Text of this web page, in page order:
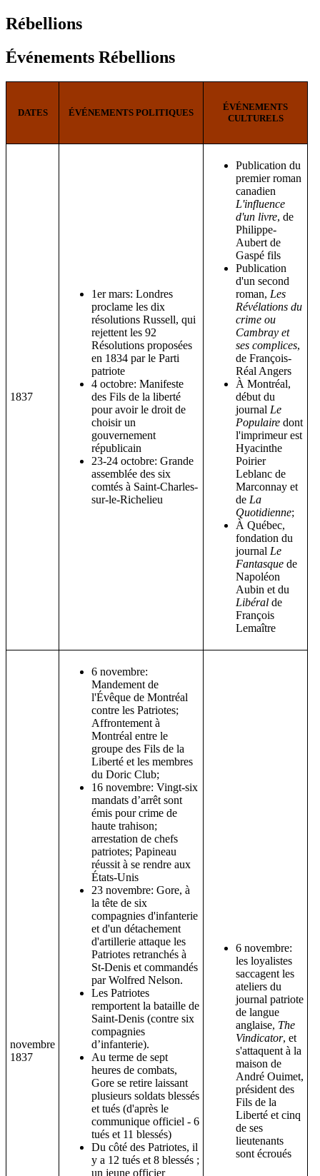
Rébellions
Événements Rébellions
DATES ÉVÉNEMENTS POLITIQUES
ÉVÉNEMENTS
CULTURELS
1837
1er mars: Londres
proclame les dix
résolutions Russell, qui
rejettent les 92
Résolutions proposées
en 1834 par le Parti
patriote
4 octobre: Manifeste
des Fils de la liberté
pour avoir le droit de
choisir un
gouvernement
républicain
23-24 octobre: Grande
assemblée des six
comtés à Saint-Charles-
sur-le-Richelieu
Publication du
premier roman
canadien
L'influence
d'un livre, de
Philippe-
Aubert de
Gaspé fils
Publication
d'un second
roman, Les
Révélations du
crime ou
Cambray et
ses complices,
de François-
Réal Angers
À Montréal,
début du
journal Le
Populaire dont
l'imprimeur est
Hyacinthe
Poirier
Leblanc de
Marconnay et
de La
Quotidienne;
À Québec,
fondation du
journal Le
Fantasque de
Napoléon
Aubin et du
Libéral de
François
Lemaître
novembre
1837
6 novembre:
Mandement de
l'Évêque de Montréal
contre les Patriotes;
Affrontement à
Montréal entre le
groupe des Fils de la
Liberté et les membres
du Doric Club;
16 novembre: Vingt-six
mandats d’arrêt sont
émis pour crime de
haute trahison;
arrestation de chefs
patriotes; Papineau
réussit à se rendre aux
États-Unis
23 novembre: Gore, à
la tête de six
compagnies d'infanterie
et d'un détachement
d'artillerie attaque les
Patriotes retranchés à
St-Denis et commandés
par Wolfred Nelson.
Les Patriotes
remportent la bataille de
Saint-Denis (contre six
compagnies
d’infanterie).
Au terme de sept
heures de combats,
Gore se retire laissant
plusieurs soldats blessés
et tués (d'après le
communique officiel - 6
tués et 11 blessés)
Du côté des Patriotes, il
y a 12 tués et 8 blessés ;
un jeune officier
6 novembre:
les loyalistes
saccagent les
ateliers du
journal patriote
de langue
anglaise, The
Vindicator, et
s'attaquent à la
maison de
André Ouimet,
président des
Fils de la
Liberté et cinq
de ses
lieutenants
sont écroués